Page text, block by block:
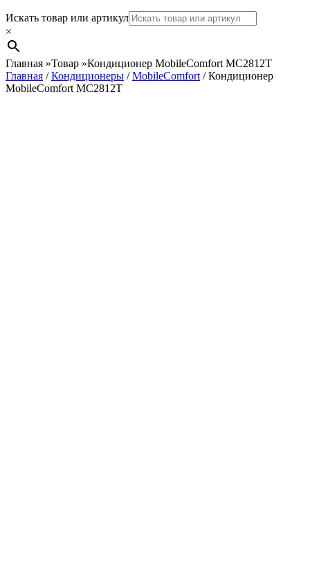
Search
Искать товар или артикул
×
Главная »Товар »Кондиционер MobileComfort MC2812T
Главная /Кондиционеры /MobileComfort / Кондиционер
MobileComfort MC2812T